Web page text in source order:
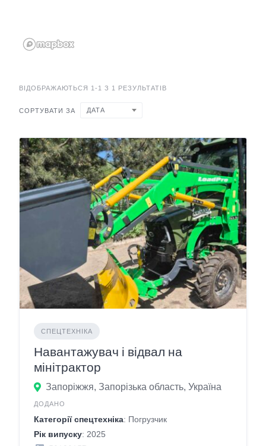
ВІДОБРАЖАЮТЬСЯ 1-1 З 1 РЕЗУЛЬТАТІВ
СОРТУВАТИ ЗА ДАТА
СПЕЦТЕХНІКА
Навантажувач і відвал на
мінітрактор
Запоріжжя, Запорізька область, Україна
ДОДАНО
Категорії спецтехніка: Погрузчик
Рік випуску: 2025